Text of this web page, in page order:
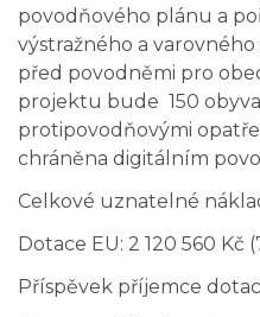
povodňového plánu a
výstražného a
před povodněmi pro
projektu bude 150
protipovodňovými
chráněna digitálním
Celkové uznatelné
Dotace EU: 2 120 560 Kč
Příspěvek příjemce